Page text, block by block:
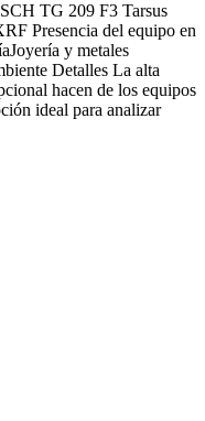
TG 209 F3 Tarsus
Presencia del equipo en
y metales
Detalles La alta
hacen de los equipos
ideal para analizar